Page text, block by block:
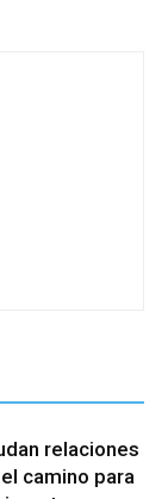
relaciones
camino para